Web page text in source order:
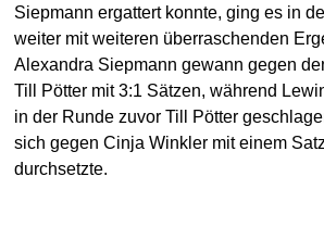
Siepmann ergattert konnte, ging es in
weiter mit weiteren überraschenden
Alexandra Siepmann gewann gegen
Till Pötter mit 3:1 Sätzen, während
in der Runde zuvor Till Pötter
sich gegen Cinja Winkler mit einem
durchsetzte.